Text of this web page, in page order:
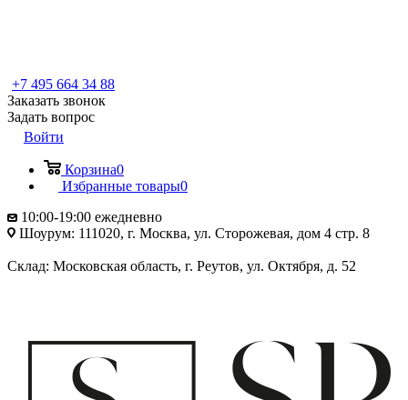
+7 495 664 34 88
Заказать звонок
Задать вопрос
Войти
Корзина0
Избранные товары0
10:00-19:00 ежедневно
Шоурум: 111020, г. Москва, ул. Сторожевая, дом 4 стр. 8
Склад: Московская область, г. Реутов, ул. Октября, д. 52